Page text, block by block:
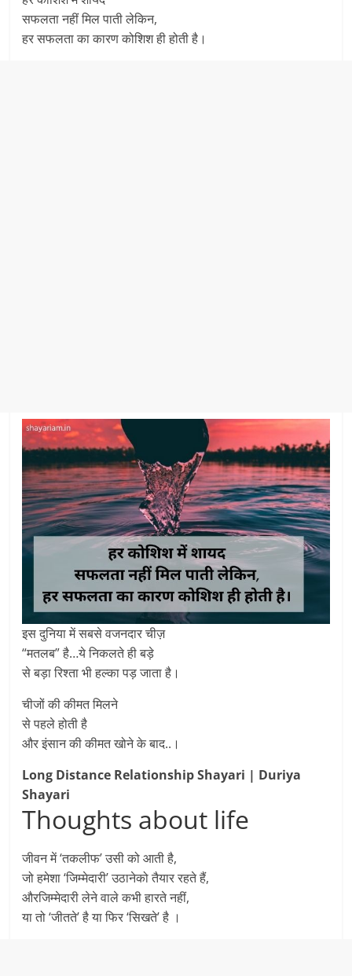
सफलता नहीं मिल पाती लेकिन,
हर सफलता का कारण कोशिश ही होती है।
इस दुनिया में सबसे वजनदार चीज़
“मतलब” है…ये निकलते ही बड़े
से बड़ा रिश्ता भी हल्का पड़ जाता है।
चीजों की कीमत मिलने
से पहले होती है
और इंसान की कीमत खोने के बाद..।
Long Distance Relationship Shayari | Duriya
Shayari
Thoughts about life
जीवन में ‘तकलीफ’ उसी को आती है,
जो हमेशा ‘जिम्मेदारी’ उठानेको तैयार रहते हैं,
औरजिम्मेदारी लेने वाले कभी हारते नहीं,
या तो ‘जीतते’ है या फिर ‘सिखते’ है ।